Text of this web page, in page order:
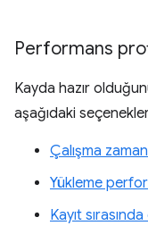
Performans
Kayda hazır
aşağıdaki
Çalışma
Yükleme
Kayıt